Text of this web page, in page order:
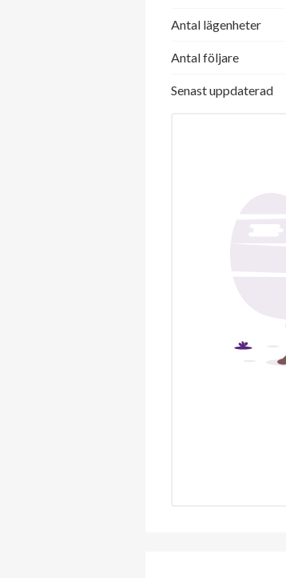
Antal lägenheter
Antal följare
Senast uppdaterad